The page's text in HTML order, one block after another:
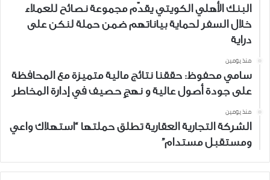
البنك الأهلي الكويتي يقدّم مجموعة نصائح للعملاء
خلال السفر لحماية بياناتهم ضمن حملة لنكن على
دراية
منذ يومين
سامي محفوظ: حققنا نتائج مالية متميزة مع المحافظة
على جودة أصول عالية و نهجٍ حصيف في إدارة المخاطر
منذ يومين
الشركة التجارية العقارية تطلق حملتها “استهلاك واعي
ومستقبل مستدام”